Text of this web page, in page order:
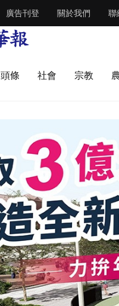
廣告刊登 關於我們 聯
頭條 社會 宗教